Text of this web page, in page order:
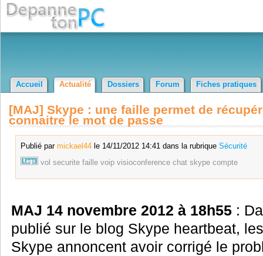
Accueil Actualité Dossiers Forum Fiches pratiques
[MAJ] Skype : une faille permet de
connaitre le mot de passe
Publié par mickael44le 14/11/2012 14:41 dans la rubrique Sécurité
vol securite faille voip visioconference chat skype compte
MAJ 14 novembre 2012 à 18h55:
publié sur le blog Skype heartbeat,
Skype annoncent avoir corrigé le